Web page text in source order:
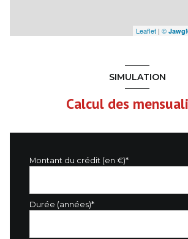
Leaflet | © Jawg
SIMULATION
Calcul des
Montant du crédit (en €)*
Durée (années)*